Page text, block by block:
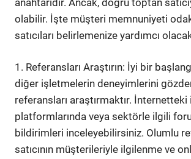
olabilir. İşte müşteri memnuniyeti
satıcıları belirlemenize yardımcı
1. Referansları Araştırın: İyi bir
diğer işletmelerin deneyimlerini
referansları araştırmaktır.
platformlarında veya sektörle ilgili
bildirimleri inceleyebilirsiniz. Olumlu
satıcının müşterileriyle ilgilenme ve